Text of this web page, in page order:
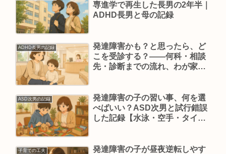
専進学で再生した長男の2年半｜
ADHD長男と母の記録
ADHD長男の記録
発達障害かも？と思ったら、ど
こを受診する？——何科・相談
先・診断までの流れ、わが家の
ASD次男の記録
発達障害の子の習い事、何を選
べばいい？ASD次男と試行錯誤
した記録【水泳・空手・タイピ
子育ての工夫
発達障害の子が昼夜逆転しやす